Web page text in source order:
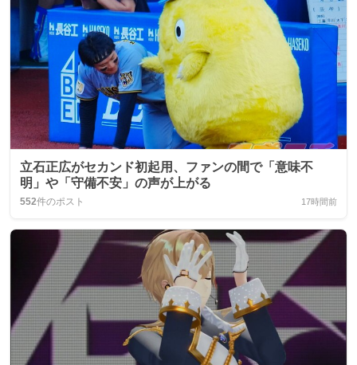
立石正広がセカンド初起用、ファンの間で「意味不
明」や「守備不安」の声が上がる
552件のポスト 17時間前